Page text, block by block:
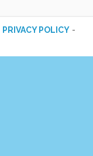
PRIVACY POLICY-